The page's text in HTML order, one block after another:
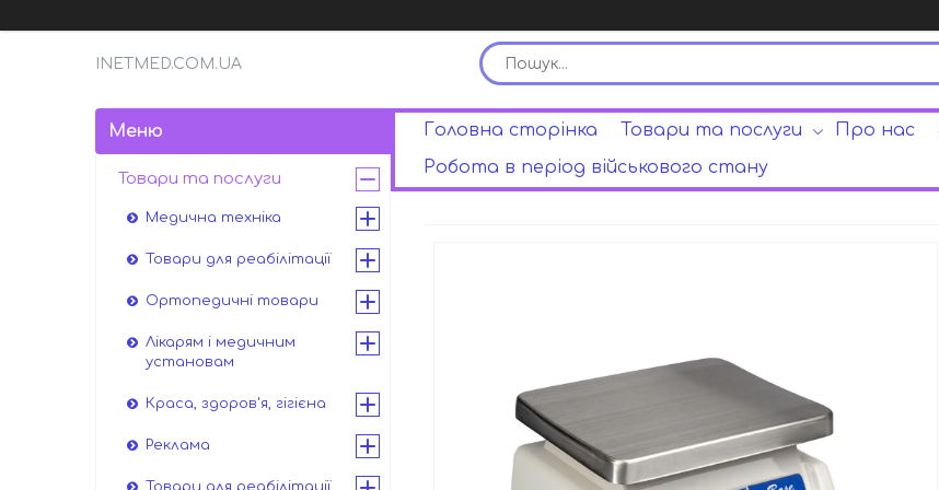
INETMED.COM.UA
Головна сторінка Товари та послуги Про нас
Робота в період військового стану
Товари та послуги
Медична техніка
Товари для реабілітації
Ортопедичні товари
Лікарям і медичним
установам
Краса, здоров'я, гігієна
Реклама
Товари для реабілітації